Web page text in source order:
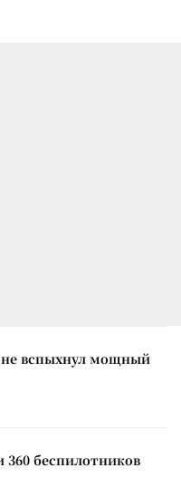
вспыхнул мощный
беспилотников